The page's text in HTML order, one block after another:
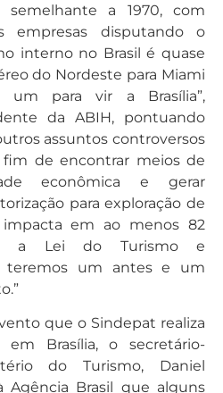
semelhante a 1970, com
empresas disputando o
interno no Brasil é quase
do Nordeste para Miami
para vir a Brasília”,
da ABIH, pontuando
assuntos controversos
de encontrar meios de
econômica e gerar
para exploração de
impacta em ao menos 82
a Lei do Turismo e
teremos um antes e um
que o Sindepat realiza
Brasília, o secretário-
do Turismo, Daniel
Agência Brasil que alguns